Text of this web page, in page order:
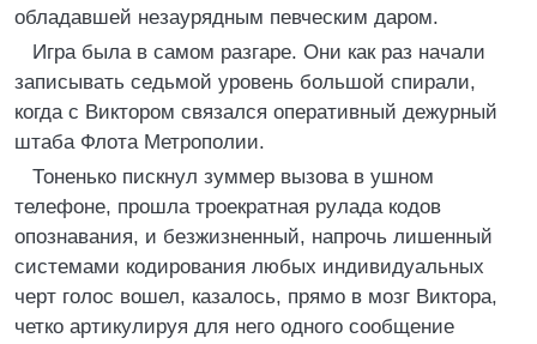
обладавшей незаурядным певческим даром.
Игра была в самом разгаре. Они как раз начали
записывать седьмой уровень большой спирали,
когда с Виктором связался оперативный дежурный
штаба Флота Метрополии.
Тоненько пискнул зуммер вызова в ушном
телефоне, прошла троекратная рулада кодов
опознавания, и безжизненный, напрочь лишенный
системами кодирования любых индивидуальных
черт голос вошел, казалось, прямо в мозг Виктора,
четко артикулируя для него одного сообщение